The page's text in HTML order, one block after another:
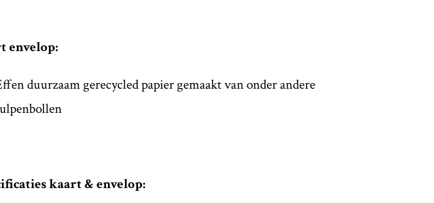
envelop:
duurzaam gerecycled papier gemaakt van onder andere
kaart & envelop: